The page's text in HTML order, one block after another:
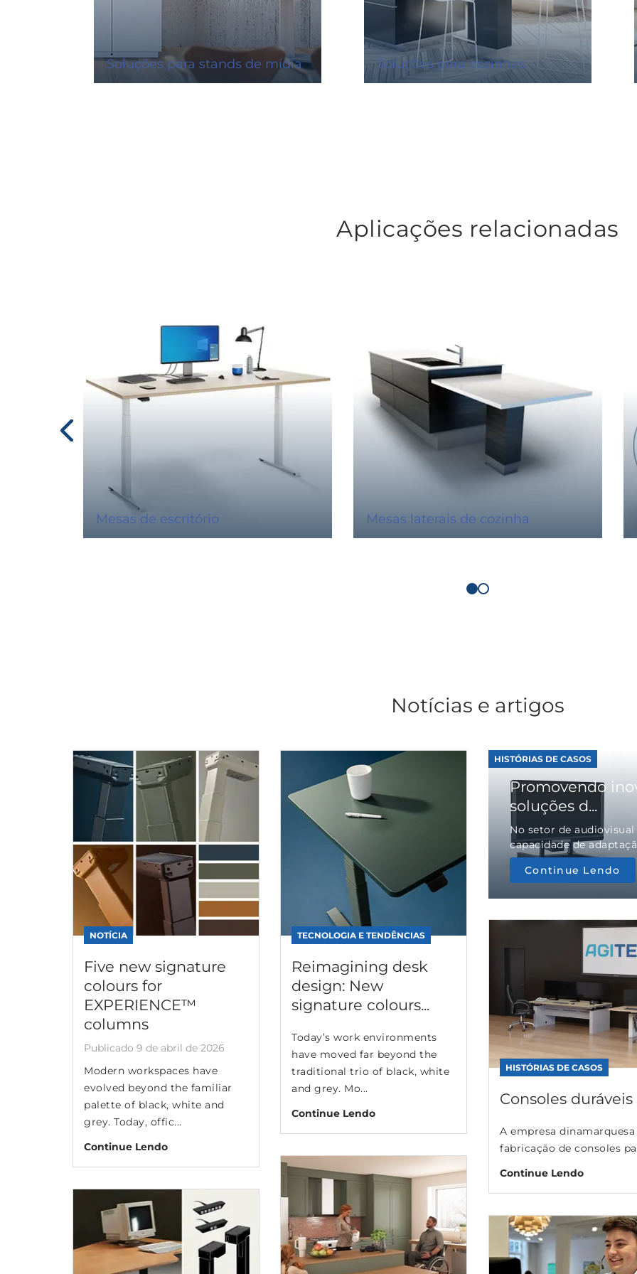
Soluções para stands de mídia Soluções para cozinhas
Aplicações relacionadas
Mesas de escritório Mesas laterais de cozinha
Notícias e artigos
NOTÍCIA
Five new signature
colours for
EXPERIENCE™
columns
Publicado 9 de abril de 2026
Modern workspaces have
evolved beyond the familiar
palette of black, white and
grey. Today, offic...
Continue Lendo
TECNOLOGIA E TENDÊNCIAS
Reimagining desk
design: New
signature colours...
Today’s work environments
have moved far beyond the
traditional trio of black, white
and grey. Mo...
Continue Lendo
HISTÓRIAS DE CASOS
Promovendo
soluções d...
No setor de
capacidade de
Continue Lendo
HISTÓRIAS DE CASOS
Consoles
A empresa
fabricação de consoles
Continue Lendo